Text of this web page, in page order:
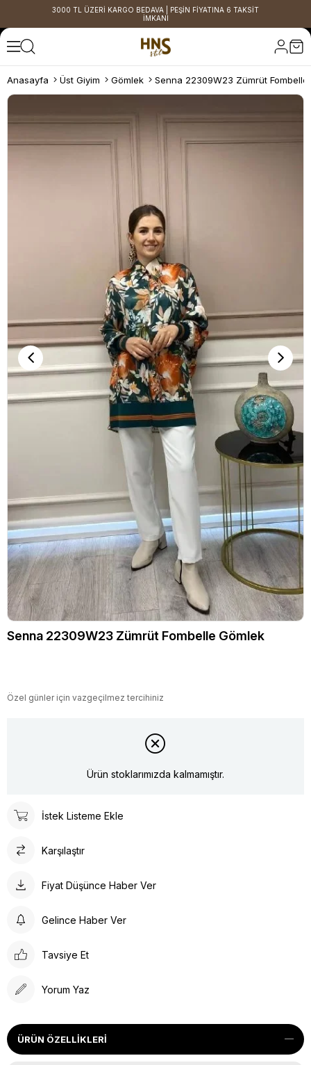
3000 TL ÜZERİ KARGO BEDAVA | PEŞİN FİYATINA 6 TAKSİT
İMKANI
Anasayfa Üst Giyim Gömlek Senna 22309W23 Zümrüt Fombelle
Senna 22309W23 Zümrüt Fombelle Gömlek
Özel günler için vazgeçilmez tercihiniz
Ürün stoklarımızda kalmamıştır.
İstek Listeme Ekle
Karşılaştır
Fiyat Düşünce Haber Ver
Gelince Haber Ver
Tavsiye Et
Yorum Yaz
ÜRÜN ÖZELLIKLERI